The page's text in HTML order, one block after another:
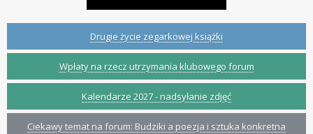
Drugie życie zegarkowej książki
Wpłaty na rzecz utrzymania klubowego forum
Kalendarze 2027 - nadsyłanie zdjęć
Ciekawy temat na forum: Budziki a poezja i sztuka konkretna